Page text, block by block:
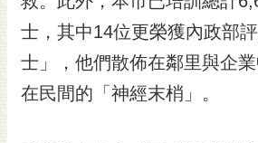
士，其中14位更榮獲內政部
士」，他們散佈在鄰里與企
在民間的「神經末梢」。